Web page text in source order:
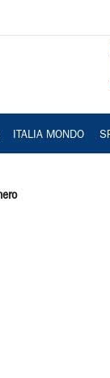
ITALIA MONDO